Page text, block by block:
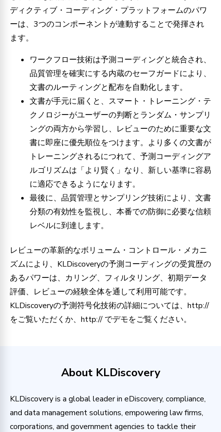
ディクティブ・コーディング・プラットフォームのパワ
ーは、3つのコンポーネントが連動することで発揮され
ます。
ワークフロー技術は予測コーディングと統合され、
品質管理を確実にする内蔵のセーフガードにより、
文書のルーティングと配布を自動化します。
文書が手元に届くと、スマート・トレーニング・テ
クノロジーがユーザーの判断とランダム・サンプリ
ングの両方から学習し、レビューのために重要な文
書に即座に優先順位をつけます。より多くの文書が
トレーニングされるにつれて、予測コーディングア
ルゴリズムは「より賢く」なり、新しい基準に容易
に適応できるようになります。
最後に、品質管理とサンプリング技術により、文書
分類の有効性を監視し、本番での防御に必要な信頼
レベルに到達します。
レビューの革新的なボリューム・コントロール・メカニ
ズムにより、KLDiscoveryの予測コーディングの受賞歴の
あるパワーは、カリング、フィルタリング、初期データ
評価、レビューの経験全体を通して利用可能です。
KLDiscoveryの予測符号化技術の詳細については、http://
をご覧いただくか、http:// でデモをご覧ください。
About KLDiscovery
KLDiscovery is a global leader in eDiscovery, compliance,
and data management solutions, empowering law firms,
corporations, and government agencies to tackle their